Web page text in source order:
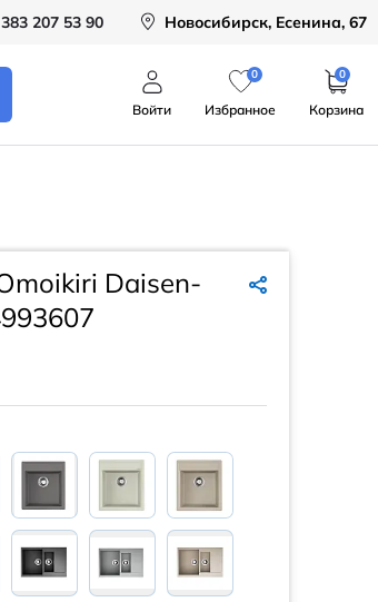
207 53 90 Новосибирск, Есенина, 67
Войти
0
Избранное
0
Корзина
Daisen-